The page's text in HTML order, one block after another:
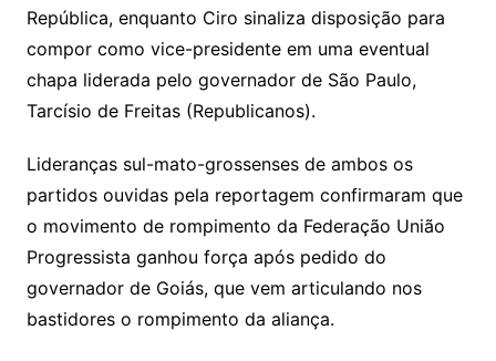
República, enquanto Ciro sinaliza disposição para
compor como vice-presidente em uma eventual
chapa liderada pelo governador de São Paulo,
Tarcísio de Freitas (Republicanos).
Lideranças sul-mato-grossenses de ambos os
partidos ouvidas pela reportagem confirmaram que
o movimento de rompimento da Federação União
Progressista ganhou força após pedido do
governador de Goiás, que vem articulando nos
bastidores o rompimento da aliança.